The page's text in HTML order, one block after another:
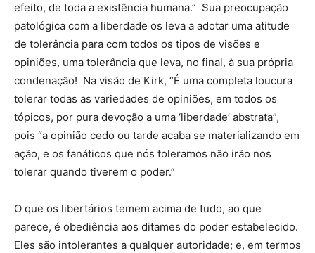
efeito, de toda a existência humana.” Sua preocupação
patológica com a liberdade os leva a adotar uma atitude
de tolerância para com todos os tipos de visões e
opiniões, uma tolerância que leva, no final, à sua própria
condenação! Na visão de Kirk, “É uma completa loucura
tolerar todas as variedades de opiniões, em todos os
tópicos, por pura devoção a uma ‘liberdade’ abstrata”,
pois “a opinião cedo ou tarde acaba se materializando em
ação, e os fanáticos que nós toleramos não irão nos
tolerar quando tiverem o poder.”
O que os libertários temem acima de tudo, ao que
parece, é obediência aos ditames do poder estabelecido.
Eles são intolerantes a qualquer autoridade; e, em termos